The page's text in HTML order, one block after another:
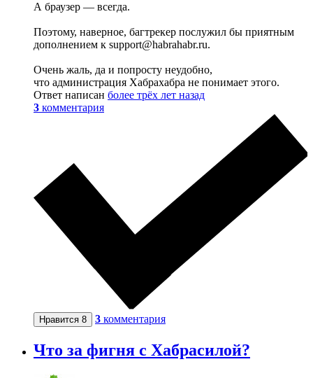
А браузер — всегда.
Поэтому, наверное, багтрекер послужил бы приятным
дополнением к support@habrahabr.ru.
Очень жаль, да и попросту неудобно,
что администрация Хабрахабра не понимает этого.
Ответ написан более трёх лет назад
3 комментария
Нравится 8 3 комментария
Что за фигня с Хабрасилой?